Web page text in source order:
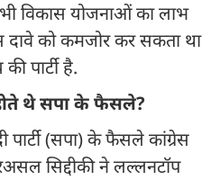
विकास योजनाओं का लाभ
को कमजोर कर सकता था
पार्टी है.
थे सपा के फैसले?
पार्टी (सपा) के फैसले कांग्रेस
सिद्दीकी ने लल्लनटॉप